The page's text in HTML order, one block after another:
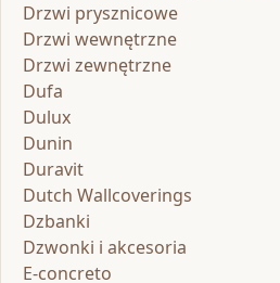
Drzwi prysznicowe
Drzwi wewnętrzne
Drzwi zewnętrzne
Dufa
Dulux
Dunin
Duravit
Dutch Wallcoverings
Dzbanki
Dzwonki i akcesoria
E-concreto